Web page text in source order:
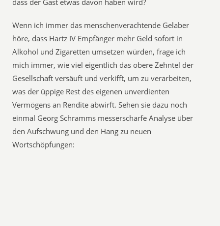
dass der Gast etwas davon haben wird?
Wenn ich immer das menschenverachtende Gelaber
höre, dass Hartz IV Empfänger mehr Geld sofort in
Alkohol und Zigaretten umsetzen würden, frage ich
mich immer, wie viel eigentlich das obere Zehntel der
Gesellschaft versäuft und verkifft, um zu verarbeiten,
was der üppige Rest des eigenen unverdienten
Vermögens an Rendite abwirft. Sehen sie dazu noch
einmal Georg Schramms messerscharfe Analyse über
den Aufschwung und den Hang zu neuen
Wortschöpfungen: